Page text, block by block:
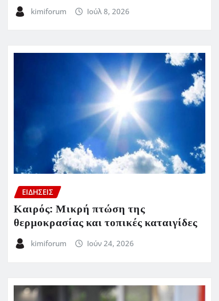
kimiforum Ιούλ 8, 2026
ΕΙΔΗΣΕΙΣ
Καιρός: Μικρή πτώση της
θερμοκρασίας και τοπικές καταιγίδες
kimiforum Ιούν 24, 2026